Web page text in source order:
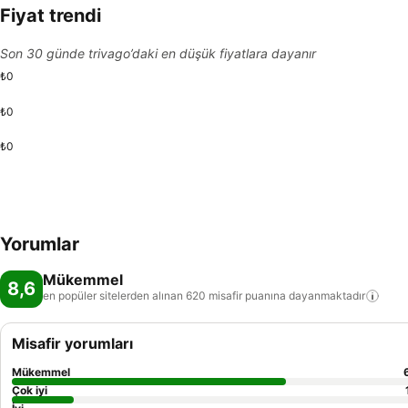
Fiyat trendi
Son 30 günde trivago’daki en düşük fiyatlara dayanır
₺0
₺0
₺0
Yorumlar
8,6 Mükemmel
en popüler sitelerden alınan 620 misafir puanına dayanmaktadır
Misafir yorumları
Mükemmel
Çok iyi